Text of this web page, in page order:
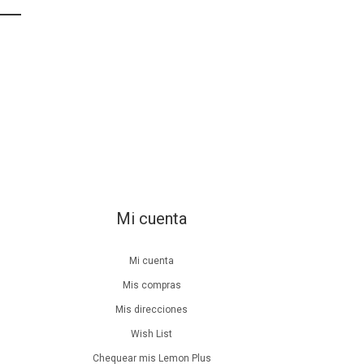
Mi cuenta
Mi cuenta
Mis compras
Mis direcciones
Wish List
Chequear mis Lemon Plus